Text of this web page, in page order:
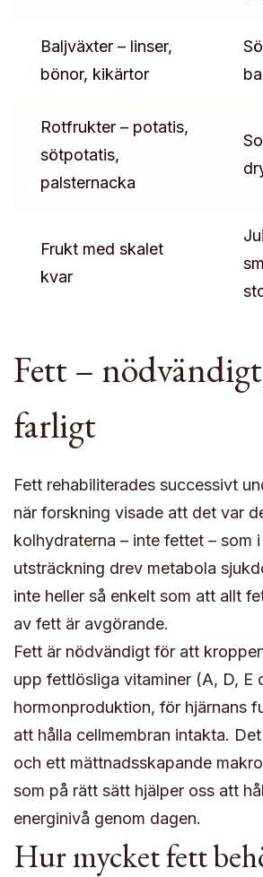
Baljväxter – linser,
bönor, kikärtor
Rotfrukter – potatis,
sötpotatis,
palsternacka
Frukt med skalet
kvar
Fett –
farligt
Fett rehabiliterades successivt
när forskning visade att det var
kolhydraterna – inte fettet – som
utsträckning drev metabola
inte heller så enkelt som att allt
av fett är avgörande.
Fett är nödvändigt för att
upp fettlösliga vitaminer (A, D, E
hormonproduktion, för hjärnans
att hålla cellmembran intakta.
och ett mättnadsskapande
som på rätt sätt hjälper oss att
energinivå genom dagen.
Hur mycket fett